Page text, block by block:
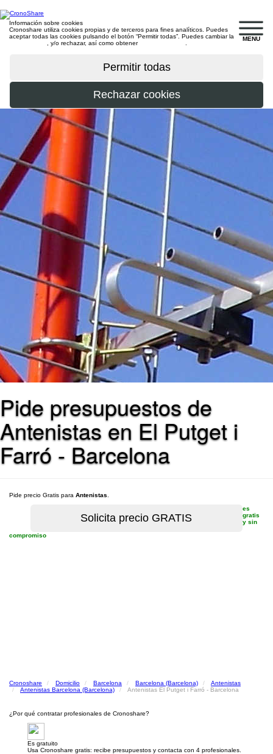
MENU
Información sobre cookies
Cronoshare utiliza cookies propias y de terceros para fines analíticos. Puedes
aceptar todas las cookies pulsando el botón “Permitir todas”. Puedes cambiar la
, y/o rechazar, así como obtener
Pide presupuestos de
Antenistas en El Putget i
Farró - Barcelona
Pide precio Gratis para Antenistas
es
gratis
y sin
compromiso
Cronoshare Domicilio Barcelona Barcelona (Barcelona)
Antenistas
Antenistas Barcelona (Barcelona)
Antenistas El Putget i Farró - Barcelona
¿Por qué contratar profesionales de Cronoshare?
Es gratuito
Usa Cronoshare gratis: recibe presupuestos y contacta con 4 profesionales.